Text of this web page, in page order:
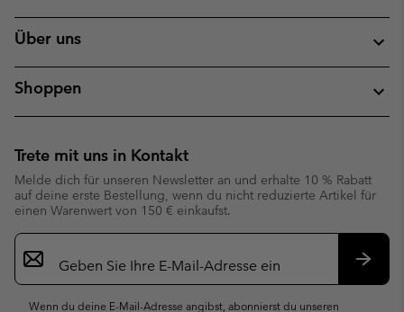
Über uns
Shoppen
Trete mit uns in Kontakt
Melde dich für unseren Newsletter an und erhalte 10 % Rabatt
auf deine erste Bestellung, wenn du nicht reduzierte Artikel für
einen Warenwert von 150 € einkaufst.
Newsletter-
Anmeldung
Wenn du deine E-Mail-Adresse angibst, abonnierst du unseren